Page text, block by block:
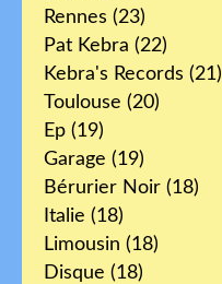
Rennes (23)
Pat Kebra (22)
Kebra's Records (21)
Toulouse (20)
Ep (19)
Garage (19)
Bérurier Noir (18)
Italie (18)
Limousin (18)
Disque (18)